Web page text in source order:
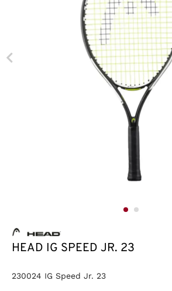
HEAD IG SPEED JR. 23
230024 IG Speed Jr. 23